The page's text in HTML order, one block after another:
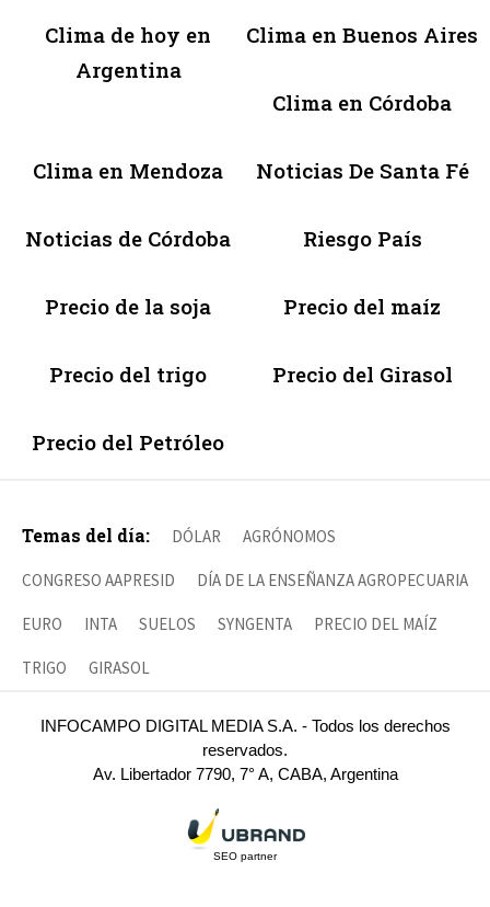
Clima de hoy en
Argentina
Clima en Buenos Aires
Clima en Córdoba
Clima en Mendoza Noticias De Santa Fé
Noticias de Córdoba Riesgo País
Precio de la soja Precio del maíz
Precio del trigo Precio del Girasol
Precio del Petróleo
Temas del día: DÓLAR AGRÓNOMOS
CONGRESO AAPRESID DÍA DE LA ENSEÑANZA AGROPECUARIA
EURO INTA SUELOS SYNGENTA PRECIO DEL MAÍZ
TRIGO GIRASOL
INFOCAMPO DIGITAL MEDIA S.A. - Todos los derechos
reservados.
Av. Libertador 7790, 7° A, CABA, Argentina
SEO partner